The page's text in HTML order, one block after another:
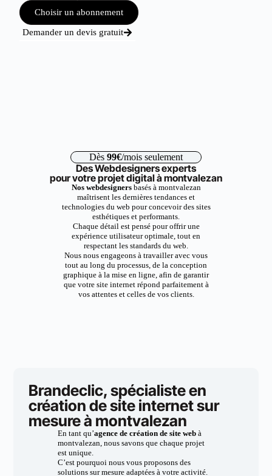
Choisir un abonnement
Demander un devis gratuit
Dès 99€/mois seulement
Des Webdesigners experts
pour votre projet digital à montvalezan
Nos webdesignersbasés à montvalezan
maîtrisent les dernières tendances et
technologies du web pour concevoir des sites
esthétiques et performants.
Chaque détail est pensé pour offrir une
expérience utilisateur optimale, tout en
respectant les standards du web.
Nous nous engageons à travailler avec vous
tout au long du processus, de la conception
graphique à la mise en ligne, afin de garantir
que votre site internet répond parfaitement à
vos attentes et celles de vos clients.
Brandeclic, spécialiste en
création de site internet sur
mesure à montvalezan
En tant qu’agence de création de site webà
montvalezan, nous savons que chaque projet
est unique.
C’est pourquoi nous vous proposons des
solutions sur mesure adaptées à votre activité.